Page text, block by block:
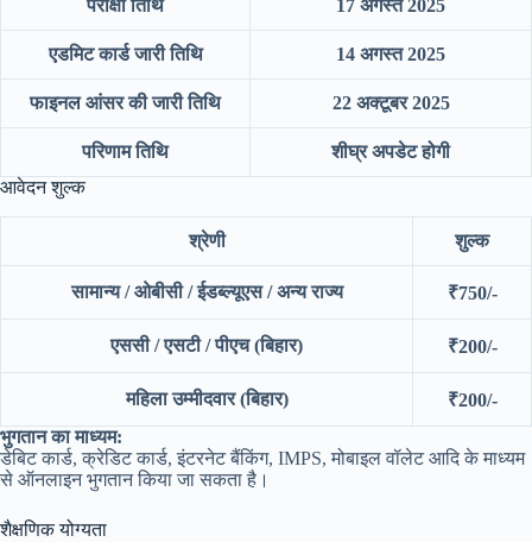
परीक्षा तिथि 17 अगस्त 2025
एडमिट कार्ड जारी तिथि 14 अगस्त 2025
फाइनल आंसर की जारी तिथि 22 अक्टूबर 2025
परिणाम तिथि
शीघ्र अपडेट होगी
आवेदन शुल्क
श्रेणी शुल्क
सामान्य / ओबीसी / ईडब्ल्यूएस / अन्य राज्य ₹750/-
एससी / एसटी / पीएच (बिहार) ₹200/-
महिला उम्मीदवार (बिहार)
₹200/-
भुगतान का माध्यम:
डेबिट कार्ड, क्रेडिट कार्ड, इंटरनेट बैंकिंग, IMPS, मोबाइल वॉलेट आदि के माध्यम
से ऑनलाइन भुगतान किया जा सकता है।
शैक्षणिक योग्यता